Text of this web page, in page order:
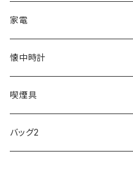
ZEPPELIN
SKAGEN
FOOTBALL WATCHES
ARCA FUTURA
ETTINGER
COACH
BVLGARI
VANQUISH
CALVIN KLEIN
DANIEL WELLINGTON
SWAROVSKI
VIVIENNE WESTWOOD
COLEMAN
MONTBLANC
Fashion Accessory Cllection
ISLAND
G GUSTO
GULLWING
LESPORTSAC
PRADA
BLOSSOM
MONDAINE
MAWA
その他
PELIKAN
CROSS
MONTBLANC
SWAROVSKI
FEUERHAND
CASIO
ERGO BABY
その他
AMOS
OMMIX
COACH
家電
CREATE
TORAY
OMRON
懐中時計
MONDAINE
喫煙具
ZIPPO
バッグ2